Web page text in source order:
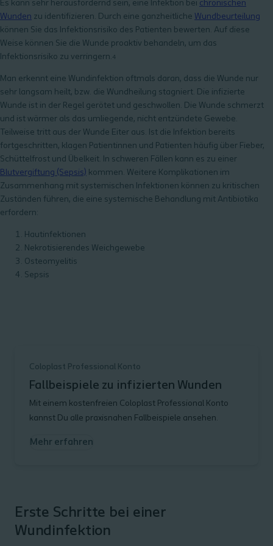
Es kann sehr herausfordernd sein, eine Infektion bei chronischen
Wunden zu identifizieren. Durch eine ganzheitliche Wundbeurteilung
können Sie das Infektionsrisiko des Patienten bewerten. Auf diese
Weise können Sie die Wunde proaktiv behandeln, um das
Infektionsrisiko zu verringern.4
Man erkennt eine Wundinfektion oftmals daran, dass die Wunde nur
sehr langsam heilt, bzw. die Wundheilung stagniert. Die infizierte
Wunde ist in der Regel gerötet und geschwollen. Die Wunde schmerzt
und ist wärmer als das umliegende, nicht entzündete Gewebe.
Teilweise tritt aus der Wunde Eiter aus. Ist die Infektion bereits
fortgeschritten, klagen Patientinnen und Patienten häufig über Fieber,
Schüttelfrost und Übelkeit. In schweren Fällen kann es zu einer
Blutvergiftung (Sepsis) kommen. Weitere Komplikationen im
Zusammenhang mit systemischen Infektionen können zu kritischen
Zuständen führen, die eine systemische Behandlung mit Antibiotika
erfordern:
Hautinfektionen
Nekrotisierendes Weichgewebe
Osteomyelitis
Sepsis
Coloplast Professional Konto
Fallbeispiele zu infizierten Wunden
Mit einem kostenfreien Coloplast Professional Konto
kannst Du alle praxisnahen Fallbeispiele ansehen.
Mehr erfahren
Erste Schritte bei einer
Wundinfektion